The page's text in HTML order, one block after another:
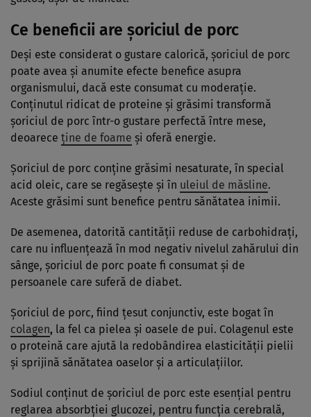
Ce beneficii are șoriciul de porc
Deşi este considerat o gustare calorică, şoriciul de porc
poate avea şi anumite efecte benefice asupra
organismului, dacă este consumat cu moderaţie.
Conţinutul ridicat de proteine şi grăsimi transformă
şoriciul de porc într-o gustare perfectă între mese,
deoarece ţine de foame şi oferă energie.
Șoriciul de porc conţine grăsimi nesaturate, în special
acid oleic, care se regăseşte şi în uleiul de măsline.
Aceste grăsimi sunt benefice pentru sănătatea inimii.
De asemenea, datorită cantităţii reduse de carbohidraţi,
care nu influenţează în mod negativ nivelul zahărului din
sânge, șoriciul de porc poate fi consumat şi de
persoanele care suferă de diabet.
Șoriciul de porc, fiind ţesut conjunctiv, este bogat în
colagen, la fel ca pielea şi oasele de pui. Colagenul este
o proteină care ajută la redobândirea elasticităţii pielii
şi sprijină sănătatea oaselor şi a articulaţiilor.
Sodiul conţinut de șoriciul de porc este esenţial pentru
reglarea absorbţiei glucozei, pentru funcţia cerebrală,